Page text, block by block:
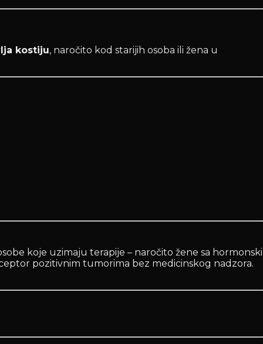
kostiju, naročito kod starijih osoba ili žena u
koje uzimaju terapije – naročito žene sa hormonski
pozitivnim tumorima bez medicinskog nadzora.